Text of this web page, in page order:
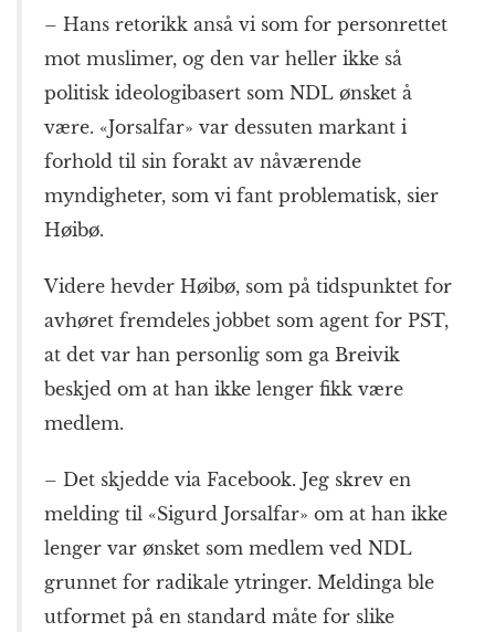
– Hans retorikk anså vi som for personrettet
mot muslimer, og den var heller ikke så
politisk ideologibasert som NDL ønsket å
være. «Jorsalfar» var dessuten markant i
forhold til sin forakt av nåværende
myndigheter, som vi fant problematisk, sier
Høibø.
Videre hevder Høibø, som på tidspunktet for
avhøret fremdeles jobbet som agent for PST,
at det var han personlig som ga Breivik
beskjed om at han ikke lenger fikk være
medlem.
– Det skjedde via Facebook. Jeg skrev en
melding til «Sigurd Jorsalfar» om at han ikke
lenger var ønsket som medlem ved NDL
grunnet for radikale ytringer. Meldinga ble
utformet på en standard måte for slike